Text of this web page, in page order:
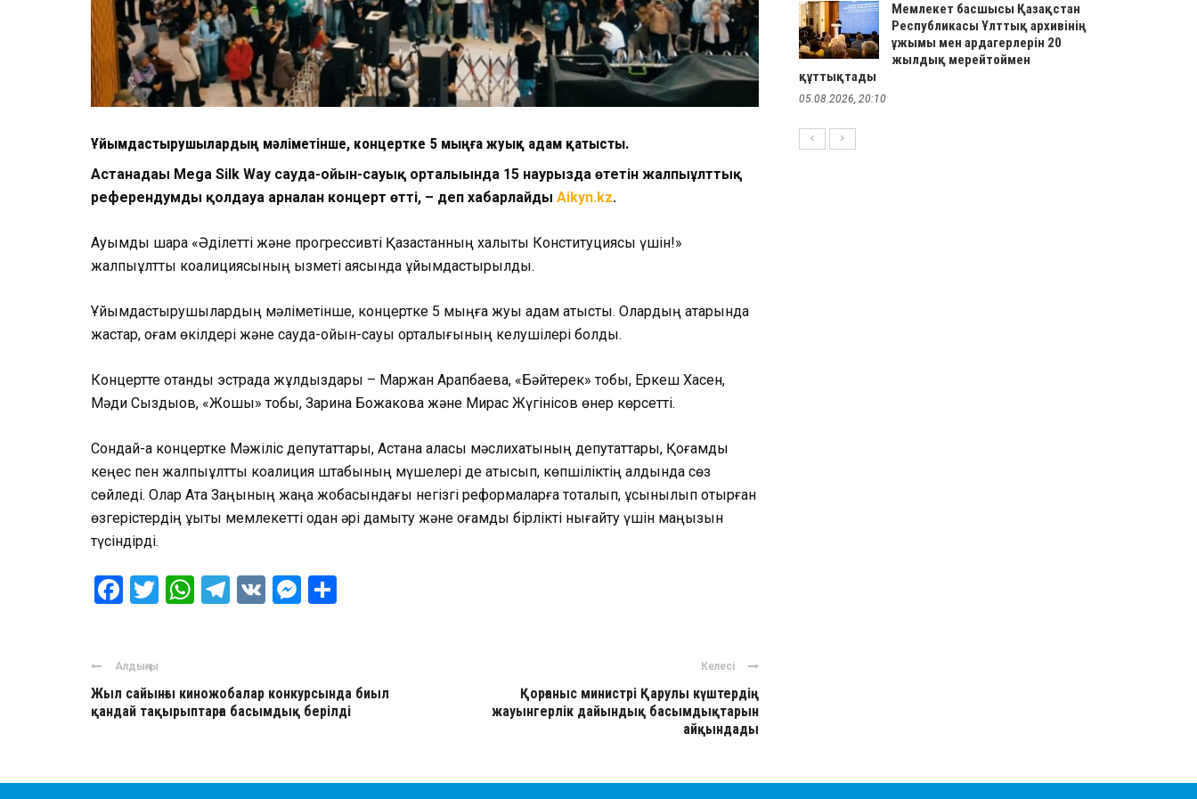
Ұйымдастырушылардың мәліметінше, концертке 5 мыңға жуық адам қатысты.
Астанадағы Mega Silk Way сауда-ойын-сауық орталығында 15 наурызда өтетін жалпыұлттық
референдумды қолдауға арналған концерт өтті, – деп хабарлайды Aikyn.kz.
Ауқымды шара «Әділетті және прогрессивті Қазақстанның халықтық Конституциясы үшін!»
жалпыұлттық коалициясының қызметі аясында ұйымдастырылды.
Ұйымдастырушылардың мәліметінше, концертке 5 мыңға жуық адам қатысты. Олардың қатарында
жастар, қоғам өкілдері және сауда-ойын-сауық орталығының келушілері болды.
Концертте отандық эстрада жұлдыздары – Маржан Арапбаева, «Бәйтерек» тобы, Еркеш Хасен,
Мәди Сыздықов, «Жошы» тобы, Зарина Божакова және Мирас Жүгінісов өнер көрсетті.
Сондай-ақ концертке Мәжіліс депутаттары, Астана қаласы мәслихатының депутаттары, Қоғамдық
кеңес пен жалпыұлттық коалиция штабының мүшелері де қатысып, көпшіліктің алдында сөз
сөйледі. Олар Ата Заңының жаңа жобасындағы негізгі реформаларға тоқталып, ұсынылып отырған
өзгерістердің құқықтық мемлекетті одан әрі дамыту және қоғамдық бірлікті нығайту үшін маңызын
түсіндірді.
Facebook
Twitter
WhatsApp
Telegram
VK Messenger
Алдыңғы
Жыл сайынғы киножобалар конкурсында биыл
қандай тақырыптарға басымдық берілді
Келесі
Қорғаныс министрі Қарулы күштердің
жауынгерлік дайындық басымдықтарын
айқындады
Мемлекет басшысы Қазақстан
Республикасы Ұлттық архивінің
ұжымы мен ардагерлерін 20
жылдық мерейтоймен
құттықтады
05.08.2026, 20:10